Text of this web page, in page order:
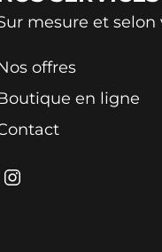
mesure et selon
offres
en ligne